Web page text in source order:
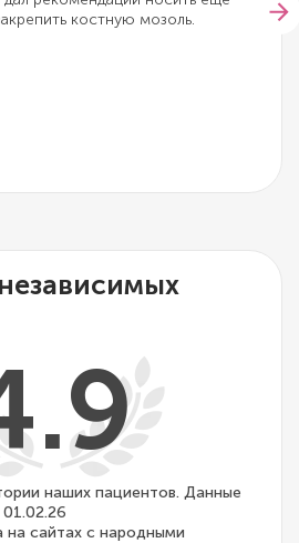
костную мозоль.
наших пациентов. Данные
сайтах с народными